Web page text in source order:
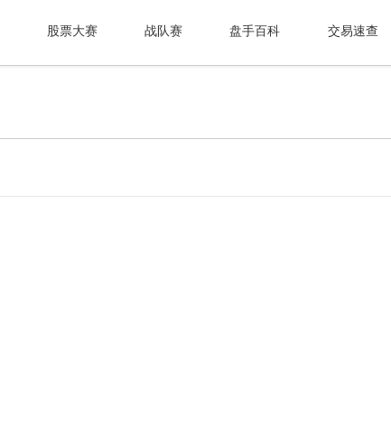
股票大赛 战队赛 盘手百科 交易速查